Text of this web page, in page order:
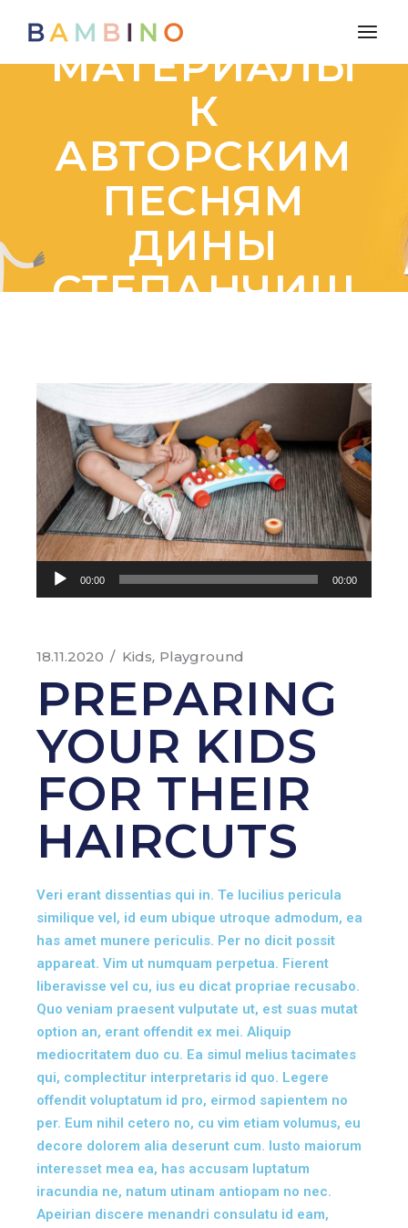
ВИДЕО-
МАТЕРИАЛЫ
К
АВТОРСКИМ
ПЕСНЯМ
ДИНЫ
СТЕПАНЧИШ
Аудиоплеер
00:00 00:00
18.11.2020 Kids Playground
PREPARING
YOUR KIDS
FOR THEIR
HAIRCUTS
Veri erant dissentias qui in. Te lucilius pericula
similique vel, id eum ubique utroque admodum, ea
has amet munere periculis. Per no dicit possit
appareat. Vim ut numquam perpetua. Fierent
liberavisse vel cu, ius eu dicat propriae recusabo.
Quo veniam praesent vulputate ut, est suas mutat
option an, erant offendit ex mei. Aliquip
mediocritatem duo cu. Ea simul melius tacimates
qui, complectitur interpretaris id quo. Legere
offendit voluptatum id pro, eirmod sapientem no
per. Eum nihil cetero no, cu vim etiam volumus, eu
decore dolorem alia deserunt cum. Iusto maiorum
interesset mea ea, has accusam luptatum
iracundia ne, natum utinam antiopam no nec.
Apeirian discere menandri consulatu id eam,